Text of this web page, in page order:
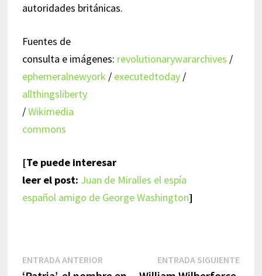
autoridades británicas.
Fuentes de
consulta e imágenes: revolutionarywararchives /
ephemeralnewyork / executedtoday/
allthingsliberty
/Wikimedia
commons
[Te puede interesar
leer el post: Juan de Miralles el espía
español amigo de George Washington]
Navegación
ENTRADA ANTERIOREntrada
ENTRADA SIGUIENTE